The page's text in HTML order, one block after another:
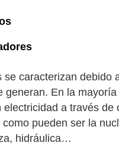
se caracterizan debido
generan. En la
electricidad a través de
pueden ser la
hidráulica…